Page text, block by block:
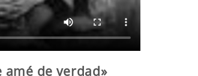
amé de verdad»